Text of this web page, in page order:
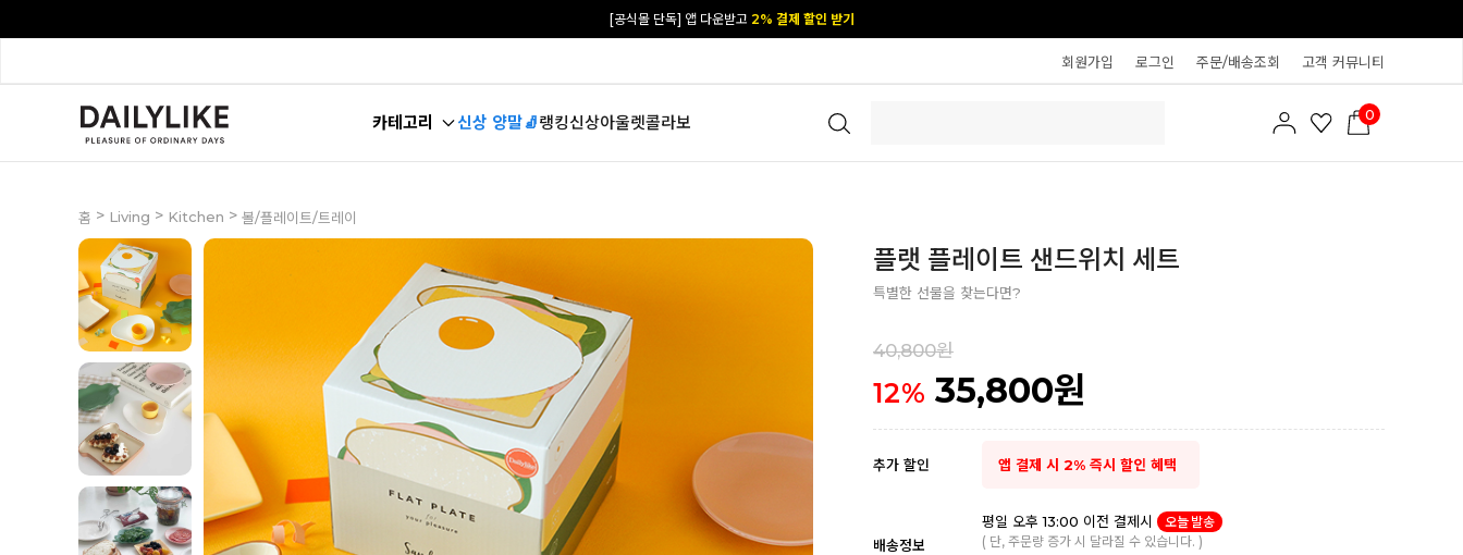
[공식몰 단독] 앱 다운받고 2% 결제 할인 받기
회원가입 로그인 주문/배송조회 고객 커뮤니티
카테고리 신상 양말🧦랭킹신상아울렛콜라보 0
홈 > Living > Kitchen > 볼/플레이트/트레이
플랫 플레이트 샌드위치 세트
특별한 선물을 찾는다면?
40,800원
12% 35,800원
추가 할인 앱 결제 시 2% 즉시 할인 혜택
배송정보
평일 오후 13:00 이전 결제시
오늘 발송
( 단, 주문량 증가 시 달라질 수 있습니다. )